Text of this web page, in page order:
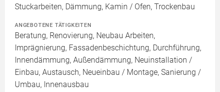
Stuckarbeiten, Dämmung, Kamin / Ofen, Trockenbau
ANGEBOTENE TÄTIGKEITEN
Beratung, Renovierung, Neubau Arbeiten,
Imprägnierung, Fassadenbeschichtung, Durchführung,
Innendämmung, Außendämmung, Neuinstallation /
Einbau, Austausch, Neueinbau / Montage, Sanierung /
Umbau, Innenausbau